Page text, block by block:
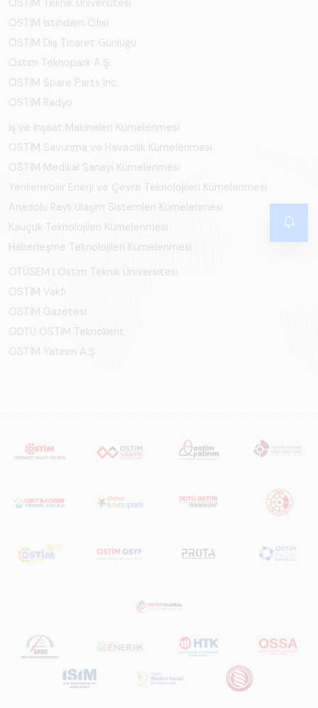
OSTİM Teknik Üniversitesi
OSTİM İstihdam Ofisi
OSTİM Dış Ticaret Günlüğü
Ostim Teknopark A.Ş.
OSTİM Spare Parts Inc.
OSTİM Radyo
İş ve İnşaat Makineleri Kümelenmesi
OSTİM Savunma ve Havacılık Kümelenmesi
OSTİM Medikal Sanayi Kümelenmesi
Yenilenebilir Enerji ve Çevre Teknolojileri Kümelenmesi
Anadolu Raylı Ulaşım Sistemleri Kümelenmesi
Kauçuk Teknolojileri Kümelenmesi
Haberleşme Teknolojileri Kümelenmesi
OTÜSEM | Ostim Teknik Üniversitesi
OSTİM Vakfı
OSTİM Gazetesi
ODTÜ OSTİM Teknokent
OSTİM Yatırım A.Ş.